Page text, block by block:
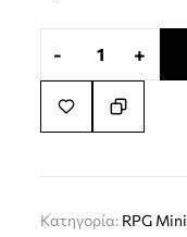
- +
Κατηγορία: RPG